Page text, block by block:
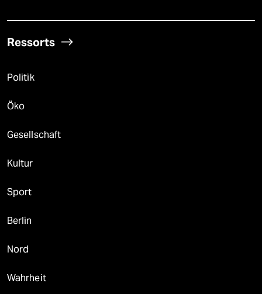
Ressorts
Politik
Öko
Gesellschaft
Kultur
Sport
Berlin
Nord
Wahrheit